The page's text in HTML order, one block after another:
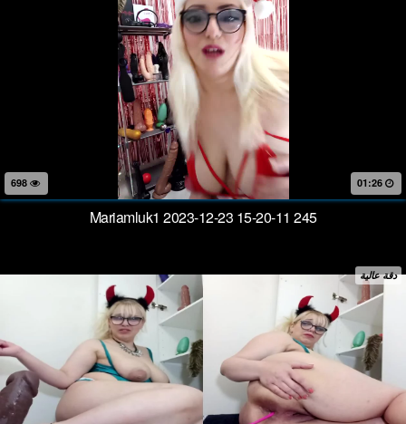
01:26
Mariamluk1 2023-12-23 15-20-11 245
دقة عالية